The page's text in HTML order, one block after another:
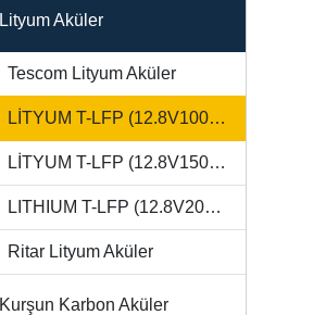
Lityum Aküler
Tescom Lityum Aküler
LİTYUM T-LFP (12.8V100Ah) Lityum Akü
LİTYUM T-LFP (12.8V150Ah) Lityum Akü
LITHIUM T-LFP (12.8V200Ah) Lityum Akü
Ritar Lityum Aküler
Kurşun Karbon Aküler